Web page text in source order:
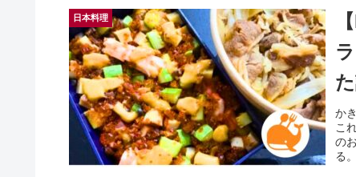
日本料理
か
こ
の
る